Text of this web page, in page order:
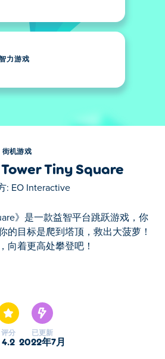
力游戏
街机游戏
Tiny Square
: EO Interactive
》是一款益智平台跳跃游戏，你
的目标是爬到塔顶，救出大菠萝！
向着更高处攀登吧！
评分
4.2
已更新
2022年7月